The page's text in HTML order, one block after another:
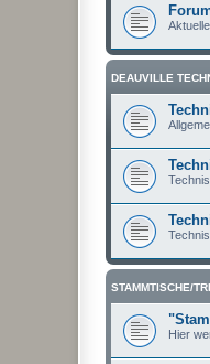
DEAUVILLE
STAMMTISCHE/
Hier